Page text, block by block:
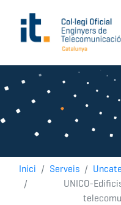
Inici Serveis
UNICO-